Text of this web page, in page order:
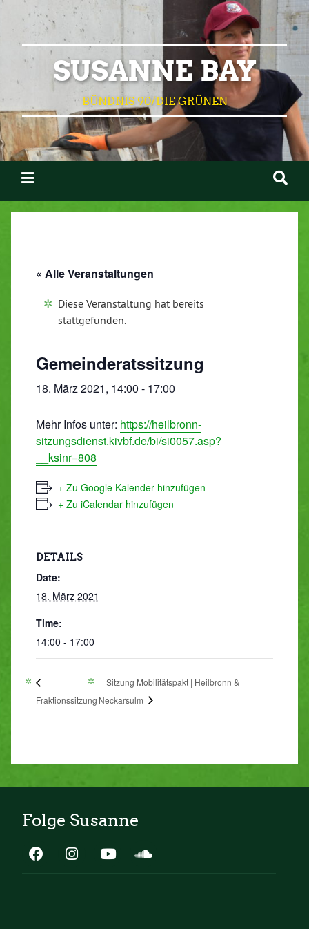
SUSANNE BAY
BÜNDNIS 90/DIE GRÜNEN
« Alle Veranstaltungen
Diese Veranstaltung hat bereits
stattgefunden.
Gemeinderatssitzung
18. März 2021, 14:00 - 17:00
Mehr Infos unter: https://heilbronn-
sitzungsdienst.kivbf.de/bi/si0057.asp?
__ksinr=808
+ Zu Google Kalender hinzufügen
+ Zu iCalendar hinzufügen
DETAILS
Date:
18. März 2021
Time:
14:00 - 17:00
Fraktionssitzung
Sitzung Mobilitätspakt | Heilbronn &
Neckarsulm
Folge Susanne